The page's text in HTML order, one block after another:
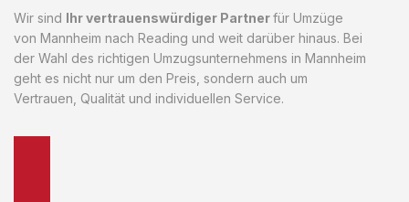
Wir sind Ihr vertrauenswürdiger Partnerfür Umzüge
von Mannheim nach Reading und weit darüber hinaus. Bei
der Wahl des richtigen Umzugsunternehmens in Mannheim
geht es nicht nur um den Preis, sondern auch um
Vertrauen, Qualität und individuellen Service.